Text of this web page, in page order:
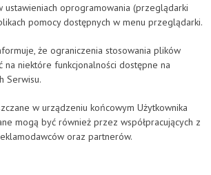
ustawieniach oprogramowania (przeglądarki
pomocy dostępnych w menu przeglądarki.
że ograniczenia stosowania plików
na niektóre funkcjonalności dostępne na
Serwisu.
w urządzeniu końcowym Użytkownika
mogą być również przez współpracujących z
oraz partnerów.